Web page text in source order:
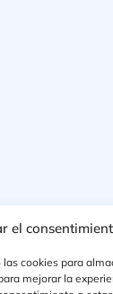
el
cookies para
mejorar la